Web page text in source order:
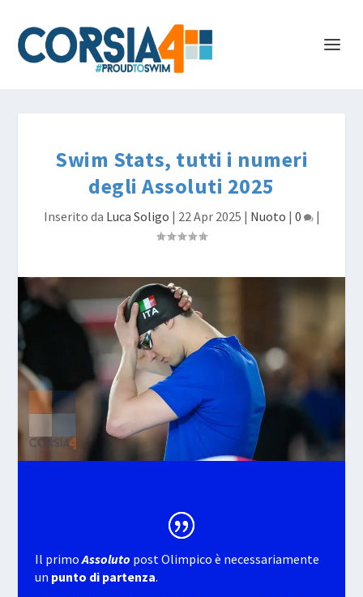
Swim Stats, tutti i numeri
degli Assoluti 2025
Inserito da Luca Soligo | 22 Apr 2025 | Nuoto | 0 |
Il primoAssoluto post Olimpico è necessariamente
un punto di partenza.